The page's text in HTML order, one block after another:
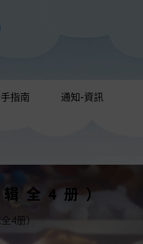
指南 通知-資訊
全4册）
4册）